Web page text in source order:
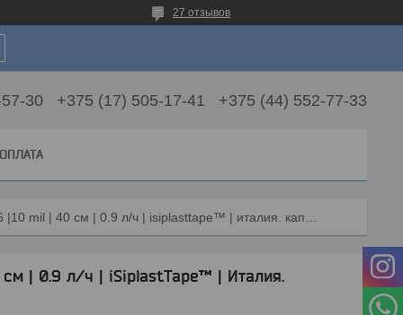
27 отзывов
30 +375 (17) 505-17-41 +375 (44) 552-77-33
| 0.9 л/ч | iSiplastTape™ | Италия.